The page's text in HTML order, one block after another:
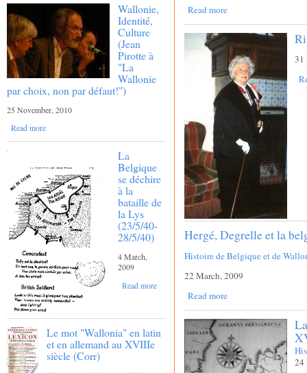
Wallonie,
Identité,
Culture
(Jean
Pirotte à
"La
Wallonie
par choix, non par défaut!")
25 November, 2010
Read more
La
Belgique
se déchire
à la
bataille de
la Lys
(23/5/40-
28/5/40)
4 March,
2009
Read more
Le mot "Wallonia" en latin
et en allemand au XVIIIe
siècle (Corr)
Read more
31
Hergé, Degrelle et la
Histoire de Belgique et de
22 March, 2009
Read more
24